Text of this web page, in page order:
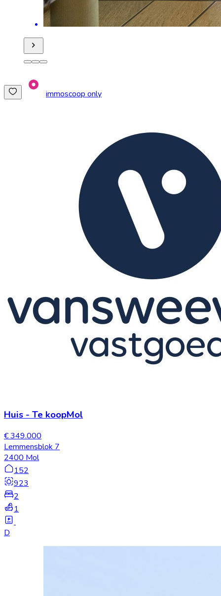
immoscoop only
Huis - Te koopMol
€ 349.000
Lemmensblok 7
2400 Mol
152
923
2
1
D